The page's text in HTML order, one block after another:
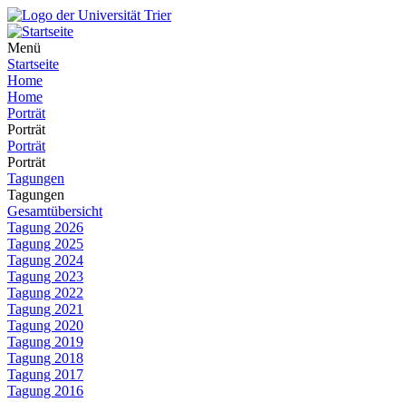
Menü
Startseite
Home
Home
Porträt
Porträt
Porträt
Porträt
Tagungen
Tagungen
Gesamtübersicht
Tagung 2026
Tagung 2025
Tagung 2024
Tagung 2023
Tagung 2022
Tagung 2021
Tagung 2020
Tagung 2019
Tagung 2018
Tagung 2017
Tagung 2016